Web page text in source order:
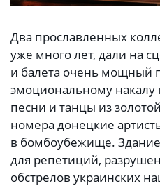
Два прославленных
уже много лет, дали на
и балета очень мощный
эмоциональному накалу
песни и танцы из
номера донецкие
в бомбоубежище.
для репетиций,
обстрелов украинских